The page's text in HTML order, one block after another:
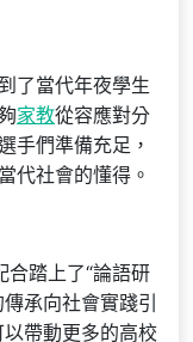
了當代年夜學生
家教從容應對分
手們準備充足，
代社會的懂得。
踏上了“論語研
承向社會實踐引
帶動更多的高校